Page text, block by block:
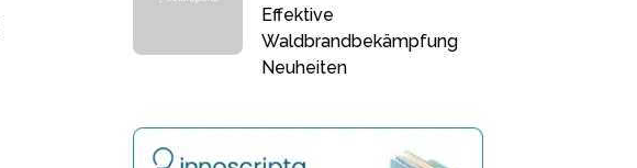
Effektive
Waldbrandbekämpfung
Neuheiten